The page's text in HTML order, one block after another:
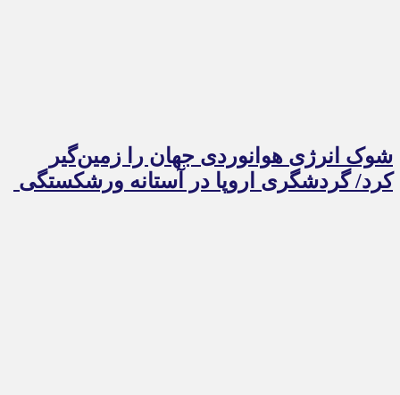
شوک انرژی هوانوردی جهان را زمین‌گیر
کرد/ گردشگری اروپا در آستانه ورشکستگی